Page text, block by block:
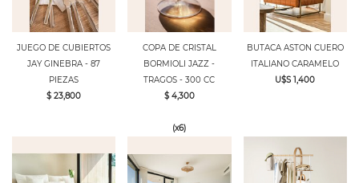
JUEGO DE CUBIERTOS
JAY GINEBRA - 87
PIEZAS
$ 23,800
COPA DE CRISTAL
BORMIOLI JAZZ -
TRAGOS - 300 CC
$ 4,300
(x6)
BUTACA ASTON CUERO
ITALIANO CARAMELO
U$S 1,400